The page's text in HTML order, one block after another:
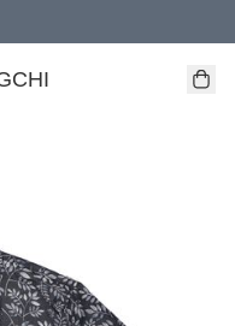
地取貨 )